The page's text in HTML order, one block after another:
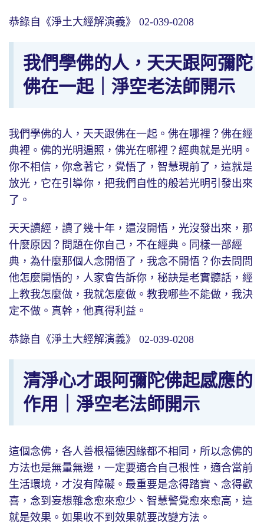
恭錄自《淨土大經解演義》 02-039-0208
我們學佛的人，天天跟阿彌陀
佛在一起｜淨空老法師開示
我們學佛的人，天天跟佛在一起。佛在哪裡？佛在經
典裡。佛的光明遍照，佛光在哪裡？經典就是光明。
你不相信，你念著它，覺悟了，智慧現前了，這就是
放光，它在引導你，把我們自性的般若光明引發出來
了。
天天讀經，讀了幾十年，還沒開悟，光沒發出來，那
什麼原因？問題在你自己，不在經典。同樣一部經
典，為什麼那個人念開悟了，我念不開悟？你去問問
他怎麼開悟的，人家會告訴你，秘訣是老實聽話，經
上教我怎麼做，我就怎麼做。教我哪些不能做，我決
定不做。真幹，他真得利益。
恭錄自《淨土大經解演義》 02-039-0208
清淨心才跟阿彌陀佛起感應的
作用｜淨空老法師開示
這個念佛，各人善根福德因緣都不相同，所以念佛的
方法也是無量無邊，一定要適合自己根性，適合當前
生活環境，才沒有障礙。最重要是念得踏實、念得歡
喜，念到妄想雜念愈來愈少、智慧警覺愈來愈高，這
就是效果。如果收不到效果就要改變方法。